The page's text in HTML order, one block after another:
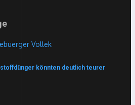
könnten deutlich teurer